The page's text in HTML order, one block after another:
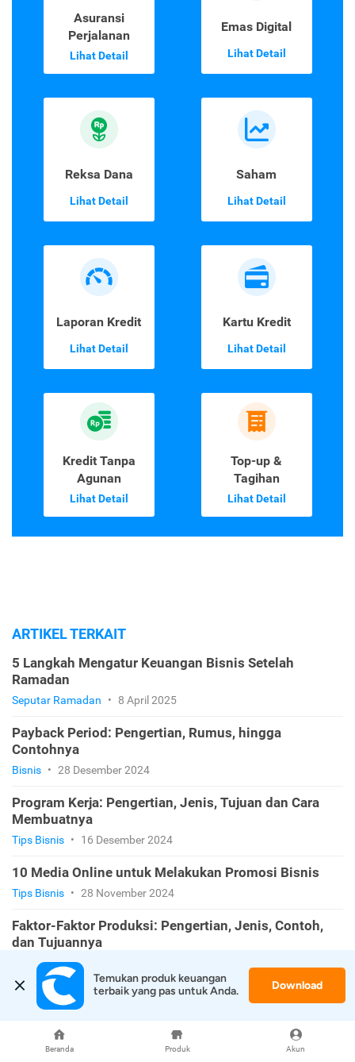
Beranda Produk Akun
Asuransi
Perjalanan
Lihat Detail
Emas Digital
Lihat Detail
Reksa Dana
Lihat Detail
Saham
Lihat Detail
Laporan Kredit
Lihat Detail
Kartu Kredit
Lihat Detail
Kredit Tanpa
Agunan
Lihat Detail
Top-up &
Tagihan
Lihat Detail
ARTIKEL TERKAIT
5 Langkah Mengatur Keuangan Bisnis Setelah
Ramadan
Seputar Ramadan • 8 April 2025
Payback Period: Pengertian, Rumus, hingga
Contohnya
Bisnis • 28 Desember 2024
Program Kerja: Pengertian, Jenis, Tujuan dan Cara
Membuatnya
Tips Bisnis • 16 Desember 2024
10 Media Online untuk Melakukan Promosi Bisnis
Tips Bisnis • 28 November 2024
Faktor-Faktor Produksi: Pengertian, Jenis, Contoh,
dan Tujuannya
Tips Bisnis • 24 November 2024
ARTIKEL TERBARU
Temukan produk keuangan
terbaik yang pas untuk Anda.
Download